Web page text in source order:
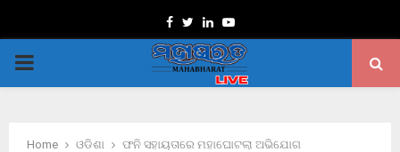
Facebook
TwitterLinkedinYoutube
PRIMARY
Home ଓଡିଶା ଫନି ସହାୟତାରେ ମହାଘୋଟଲା ଅଭିଯୋଗ